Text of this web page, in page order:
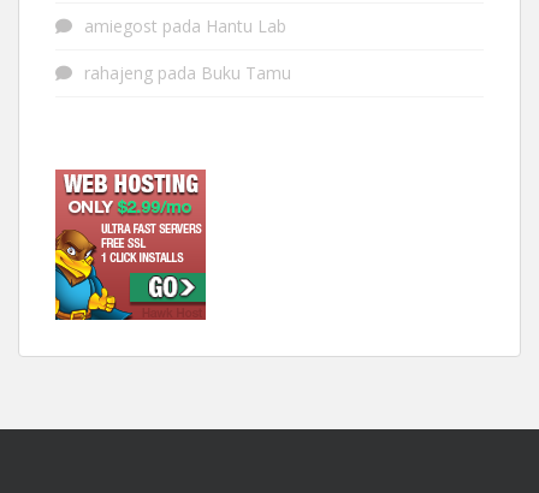
amiegost pada Hantu Lab
rahajeng pada Buku Tamu